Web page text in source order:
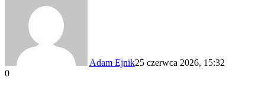
Adam Ejnik25 czerwca 2026, 15:32
0